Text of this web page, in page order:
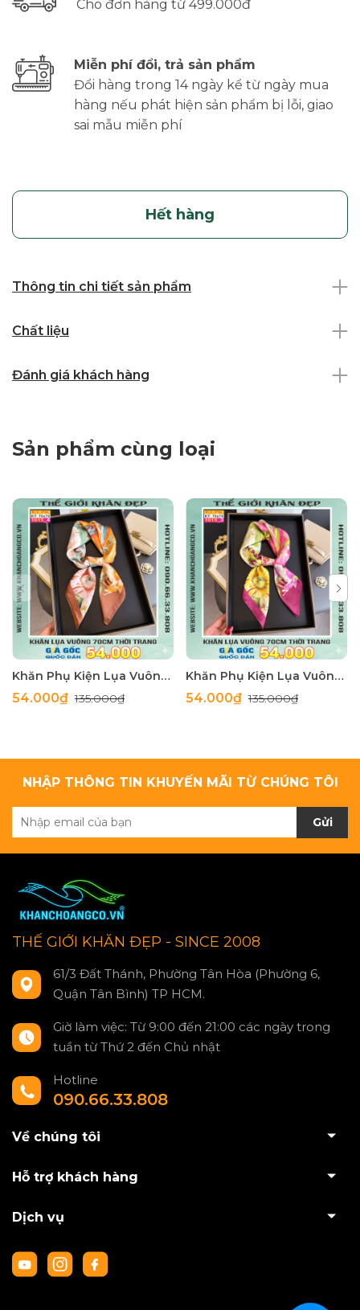
Cho đơn hàng từ 499.000đ
Miễn phí đổi, trả sản phẩm
Đổi hàng trong 14 ngày kể từ ngày mua
hàng nếu phát hiện sản phẩm bị lỗi, giao
sai mẫu miễn phí
Hết hàng
Thông tin chi tiết sản phẩm
Chất liệu
Đánh giá khách hàng
Sản phẩm cùng loại
Khăn Phụ Kiện Lụa Vuông 70cm - Thế Giới Khăn Đẹp C1062_4
54.000₫135.000₫
Khăn Phụ Kiện Lụa Vuông 70cm - Thế Giới Khăn Đẹp C1062_3
54.000₫135.000₫
NHẬP THÔNG TIN KHUYẾN MÃI TỪ CHÚNG TÔI
Gửi
THẾ GIỚI KHĂN ĐẸP - SINCE 2008
61/3 Đất Thánh, Phường Tân Hòa (Phường 6,
Quận Tân Bình) TP HCM.
Giờ làm việc: Từ 9:00 đến 21:00 các ngày trong
tuần từ Thứ 2 đến Chủ nhật
Hotline
090.66.33.808
Về chúng tôi
Hỗ trợ khách hàng
Dịch vụ